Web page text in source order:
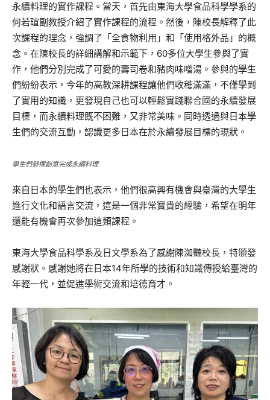
永續料理的實作課程。當天，首先由東海大學食品科學學系的
何若瑄副教授介紹了實作課程的流程。然後，陳校長解釋了此
次課程的理念，強調了「全食物利用」和「使用格外品」的概
念。在陳校長的詳細講解和示範下，60多位大學生參與了實
作，他們分別完成了可愛的壽司卷和豬肉味噌湯。參與的學生
們紛紛表示，今年的高教深耕課程讓他們收穫滿滿，不僅學到
了實用的知識，更發現自己也可以輕鬆實踐聯合國的永續發展
目標，而永續料理既不困難，又非常美味。同時透過與日本學
生們的交流互動，認識更多日本在於永續發展目標的現狀。
學生們發揮創意完成永續料理
來自日本的學生們也表示，他們很高興有機會與臺灣的大學生
進行文化和語言交流，這是一個非常寶貴的經驗，希望在明年
還能有機會再次參加這類課程。
東海大學食品科學系及日文學系為了感謝陳洳豔校長，特頒發
感謝狀。感謝她將在日本14年所學的技術和知識傳授給臺灣的
年輕一代，並促進學術交流和培德育才。